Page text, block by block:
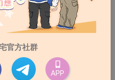
对自己做出不可言喻的举动，眼神看起
恶⋯⋯
动画的互动式漫画(请自己用按键翻页
pv体验类似漫画不要再问我们为啥一
画好吗 「BeyondWorld」是一款能让
实境游戏。就在重大更新即将上线之
亨道」在游戏内发现了一个严重的
他之外，所有管理者的帐号竟然同时
官方社群
APP